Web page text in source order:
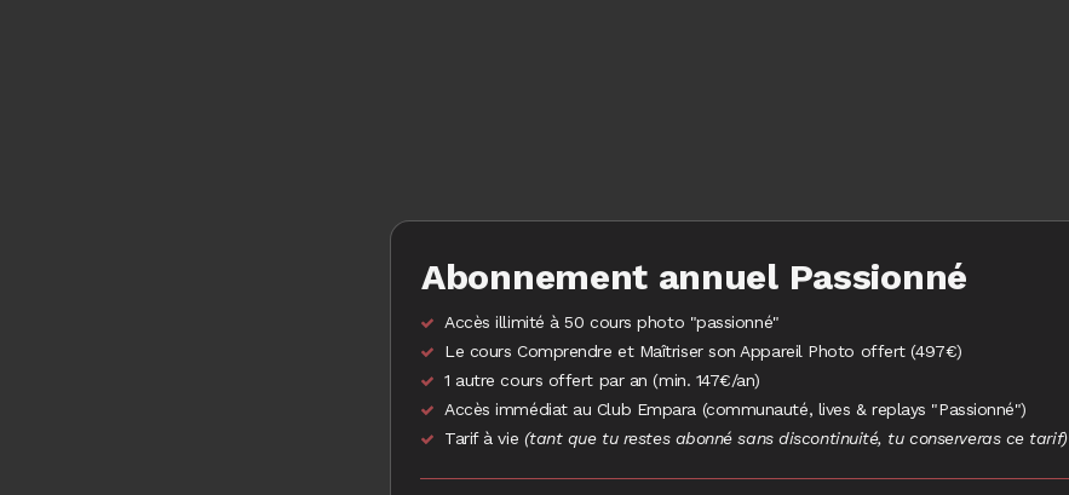
Abonnement annuel Passionné
Accès illimité à 50 cours photo "passionné"
Le cours Comprendre et Maîtriser son Appareil Photo offert (497€)
1 autre cours offert par an (min. 147€/an)
Accès immédiat au Club Empara (communauté, lives & replays "Passionné")
Tarif à vie (tant que tu restes abonné sans discontinuité, tu conserveras ce tarif)